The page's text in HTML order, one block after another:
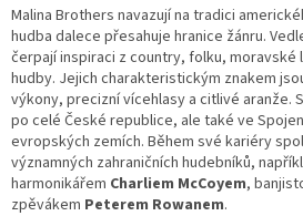
l
á
d
a
c
í
p
r
v
Malina Brothers navazují na tradici
hudba dalece přesahuje hranice žánru.
čerpají inspiraci z country, folku, moravské
hudby. Jejich charakteristickým znakem
výkony, precizní vícehlasy a citlivé aranže.
po celé České republice, ale také ve
evropských zemích. Během své kariéry
významných zahraničních hudebníků,
harmonikářem Charliem McCoyem,
zpěvákem Peterem Rowanem.